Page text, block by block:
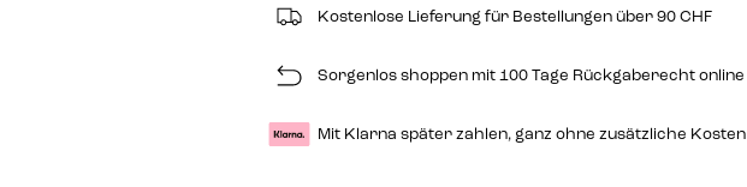
Kostenlose Lieferung für Bestellungen über 90 CHF
Sorgenlos shoppen mit 100 Tage Rückgaberecht online
Mit Klarna später zahlen, ganz ohne zusätzliche Kosten